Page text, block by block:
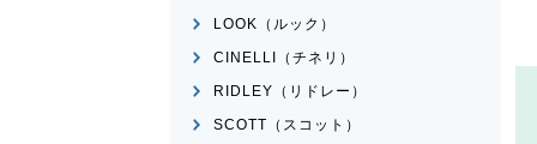
LOOK（ルック）
CINELLI（チネリ）
RIDLEY（リドレー）
SCOTT（スコット）